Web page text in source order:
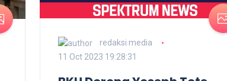
redaksi media
11 Oct 2023 19:28:31